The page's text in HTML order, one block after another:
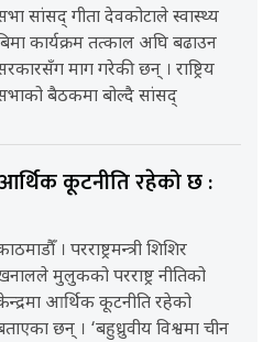
सांसद् गीता देवकोटाले स्वास्थ्य
कार्यक्रम तत्काल अघि बढाउन
माग गरेकी छन् । राष्ट्रिय
बैठकमा बोल्दै सांसद्
आर्थिक कूटनीति रहेको छ :
। परराष्ट्रमन्त्री शिशिर
मुलुकको परराष्ट्र नीतिको
आर्थिक कूटनीति रहेको
छन् । ‘बहुध्रुवीय विश्वमा चीन